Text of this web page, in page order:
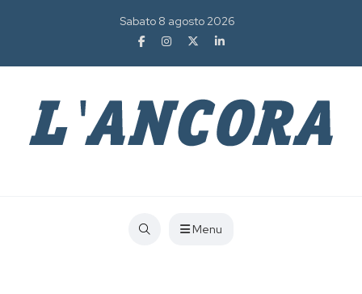
Sabato 8 agosto 2026
Menu